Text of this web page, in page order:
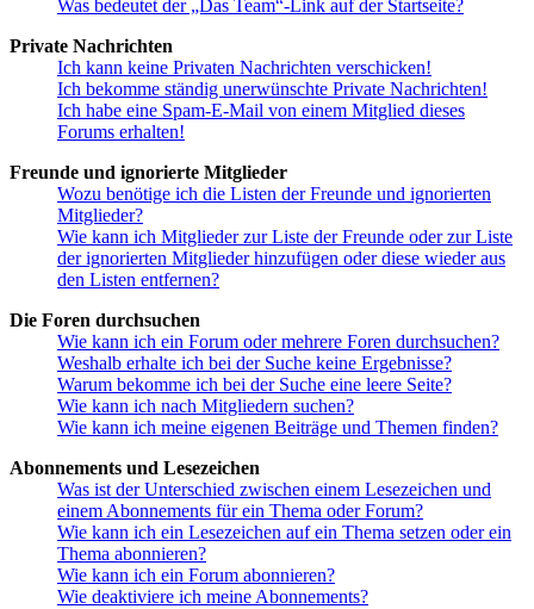
Was bedeutet der „Das Team“-Link auf der Startseite?
Private Nachrichten
Ich kann keine Privaten Nachrichten verschicken!
Ich bekomme ständig unerwünschte Private Nachrichten!
Ich habe eine Spam-E-Mail von einem Mitglied dieses
Forums erhalten!
Freunde und ignorierte Mitglieder
Wozu benötige ich die Listen der Freunde und ignorierten
Mitglieder?
Wie kann ich Mitglieder zur Liste der Freunde oder zur Liste
der ignorierten Mitglieder hinzufügen oder diese wieder aus
den Listen entfernen?
Die Foren durchsuchen
Wie kann ich ein Forum oder mehrere Foren durchsuchen?
Weshalb erhalte ich bei der Suche keine Ergebnisse?
Warum bekomme ich bei der Suche eine leere Seite?
Wie kann ich nach Mitgliedern suchen?
Wie kann ich meine eigenen Beiträge und Themen finden?
Abonnements und Lesezeichen
Was ist der Unterschied zwischen einem Lesezeichen und
einem Abonnements für ein Thema oder Forum?
Wie kann ich ein Lesezeichen auf ein Thema setzen oder ein
Thema abonnieren?
Wie kann ich ein Forum abonnieren?
Wie deaktiviere ich meine Abonnements?